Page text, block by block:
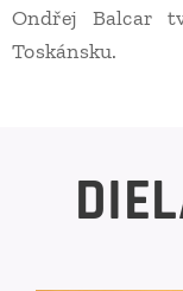
Ondřej Balcar
Toskánsku.